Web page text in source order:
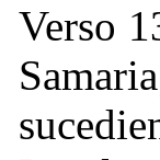
Verso